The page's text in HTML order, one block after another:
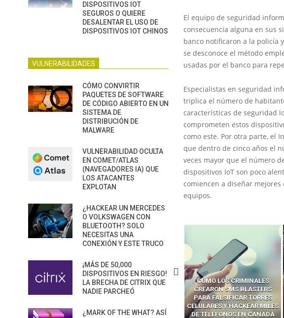
El equipo de seguridad
consecuencia alguna en sus
banco notificaron a la policía
se desconoce el método
usadas por el banco para
Especialistas en seguridad
triplica el número de
características de seguridad
comprometen estos
como este. Por otra parte, el
que dentro de cinco años el
veces mayor que el número
dispositivos IoT son poco
comiencen a diseñar
equipos.
CÓMO LOS HACKERS
CÓMO LAVAR EL CEREBRO A
LOS NAVEGADORES CON IA
CÓMO LOS CRIMINALES
CREARON SMS BLASTERS
PARA FALSIFICAR TORRES
CELULARES Y HACKEAR MILES
DE TELÉFONOS EN CANADÁ
DISPOSITIVOS IOT
SEGUROS O QUIERE
DESALENTAR EL USO DE
DISPOSITIVOS IOT CHINOS
VULNERABILIDADES
CÓMO CONVIRTIR
PAQUETES DE SOFTWARE
DE CÓDIGO ABIERTO EN UN
SISTEMA DE
DISTRIBUCIÓN DE
MALWARE
VULNERABILIDAD OCULTA
EN COMET/ATLAS
(NAVEGADORES IA) QUE
LOS ATACANTES
EXPLOTAN
¿HACKEAR UN MERCEDES
O VOLKSWAGEN CON
BLUETOOTH? SOLO
NECESITAS UNA
CONEXIÓN Y ESTE TRUCO
¡MÁS DE 50,000
DISPOSITIVOS EN RIESGO!
LA BRECHA DE CITRIX QUE
NADIE PARCHEÓ
¿MARK OF THE WHAT? ASÍ